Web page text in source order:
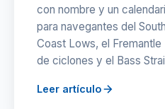
con nombre y un
para navegantes del
Coast Lows, el
de ciclones y el Bass
Leer artículo